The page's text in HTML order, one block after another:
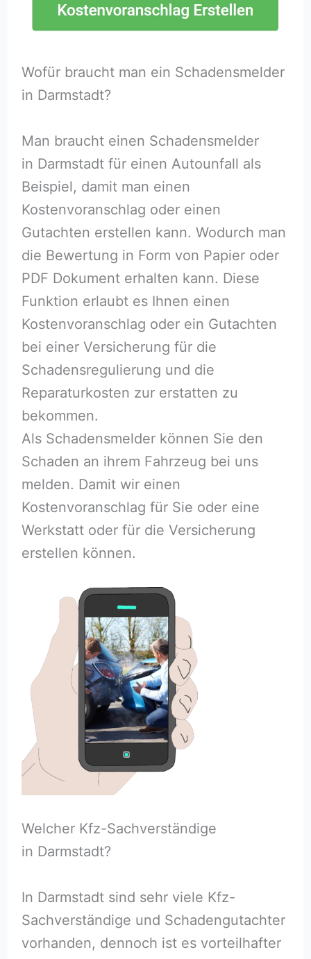
Wofür braucht man ein Schadensmelder
in Darmstadt?
Man braucht einen Schadensmelder
in Darmstadt für einen Autounfall als
Beispiel, damit man einen
Kostenvoranschlag oder einen
Gutachten erstellen kann. Wodurch man
die Bewertung in Form von Papier oder
PDF Dokument erhalten kann. Diese
Funktion erlaubt es Ihnen einen
Kostenvoranschlag oder ein Gutachten
bei einer Versicherung für die
Schadensregulierung und die
Reparaturkosten zur erstatten zu
bekommen.
Als Schadensmelder können Sie den
Schaden an ihrem Fahrzeug bei uns
melden. Damit wir einen
Kostenvoranschlag für Sie oder eine
Werkstatt oder für die Versicherung
erstellen können.
Welcher Kfz-Sachverständige
in Darmstadt?
In Darmstadt sind sehr viele Kfz-
Sachverständige und Schadengutachter
vorhanden, dennoch ist es vorteilhafter